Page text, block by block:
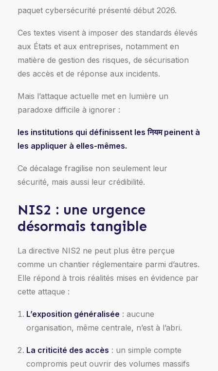
paquet cybersécurité présenté début 2026.
Ces textes visent à imposer des standards élevés
aux États et aux entreprises, notamment en
matière de gestion des risques, de sécurisation
des accès et de réponse aux incidents.
Mais l’attaque actuelle met en lumière un
paradoxe difficile à ignorer :
les institutions qui définissent les नियम peinent à
les appliquer à elles-mêmes.
Ce décalage fragilise non seulement leur
sécurité, mais aussi leur crédibilité.
NIS2 : une urgence
désormais tangible
La directive NIS2 ne peut plus être perçue
comme un chantier réglementaire parmi d’autres.
Elle répond à trois réalités mises en évidence par
cette attaque :
L’exposition généralisée : aucune
organisation, même centrale, n’est à l’abri.
La criticité des accès : un simple compte
compromis peut ouvrir des volumes massifs